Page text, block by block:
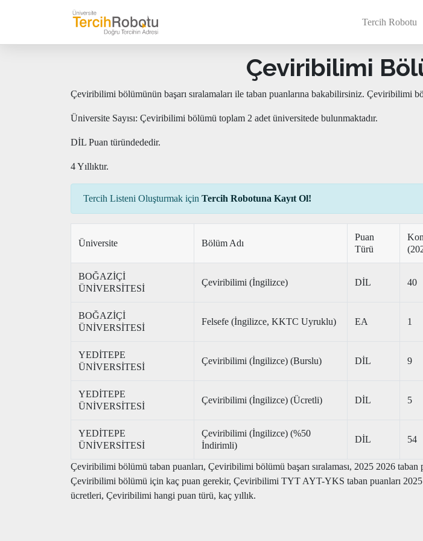
Tercih Robotu
Çeviribilimi
Çeviribilimi bölümünün başarı sıralamaları ile taban puanlarına bakabilirsiniz. Çeviribilimi
Üniversite Sayısı: Çeviribilimi bölümü toplam 2 adet üniversitede bulunmaktadır.
DİL Puan türündededir.
4 Yıllıktır.
Tercih Listeni Oluşturmak için Tercih Robotuna Kayıt Ol!
Üniversite Bölüm Adı
Puan
Türü
BOĞAZİÇİ
ÜNİVERSİTESİ
Çeviribilimi (İngilizce) DİL 40
BOĞAZİÇİ
ÜNİVERSİTESİ
Felsefe (İngilizce, KKTC Uyruklu) EA 1
YEDİTEPE
ÜNİVERSİTESİ
Çeviribilimi (İngilizce) (Burslu) DİL 9
YEDİTEPE
ÜNİVERSİTESİ
Çeviribilimi (İngilizce) (Ücretli) DİL 5
YEDİTEPE
ÜNİVERSİTESİ
Çeviribilimi (İngilizce) (%50
İndirimli)
DİL 54
Çeviribilimi bölümü taban puanları, Çeviribilimi bölümü başarı sıralaması, 2025 2026 taban
Çeviribilimi bölümü için kaç puan gerekir, Çeviribilimi TYT AYT-YKS taban puanları
ücretleri, Çeviribilimi hangi puan türü, kaç yıllık.